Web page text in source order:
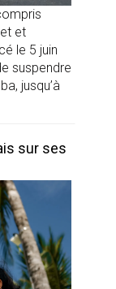
et
le 5 juin
suspendre
jusqu’à
sur ses